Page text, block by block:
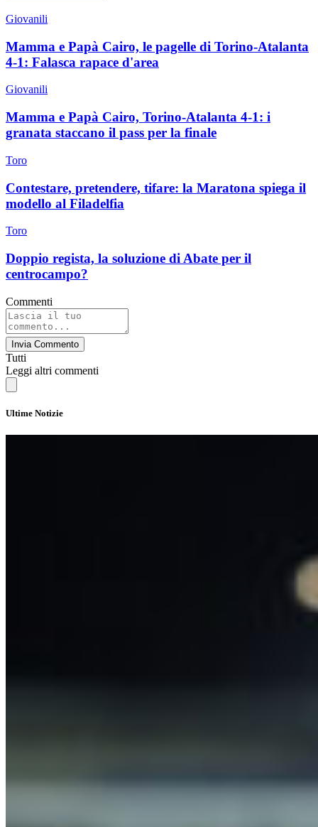
Giovanili
Mamma e Papà Cairo, le pagelle di Torino-Atalanta
4-1: Falasca rapace d'area
Giovanili
Mamma e Papà Cairo, Torino-Atalanta 4-1: i
granata staccano il pass per la finale
Toro
Contestare, pretendere, tifare: la Maratona spiega il
modello al Filadelfia
Toro
Doppio regista, la soluzione di Abate per il
centrocampo?
Commenti
Invia Commento
Tutti
Leggi altri commenti
Ultime Notizie